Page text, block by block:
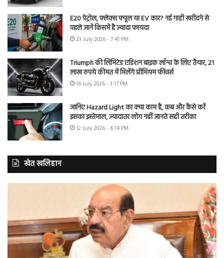
E20 पेट्रोल, फ्लेक्स फ्यूल या EV कार? नई गाड़ी खरीदने से
पहले जानें किसमें है ज्यादा फायदा
23 July 2026 - 7:41 PM
Triumph की लिमिटेड एडिशन बाइक लॉन्च के लिए तैयार, 21
लाख रुपये कीमत में मिलेंगे प्रीमियम फीचर्स
16 July 2026 - 3:17 PM
जानिए Hazard Light का क्या काम है, कब और कैसे करें
इसका इस्तेमाल, ज्यादातर लोग नहीं जानते सही तरीका
12 July 2026 - 6:14 PM
खेत खलिहान